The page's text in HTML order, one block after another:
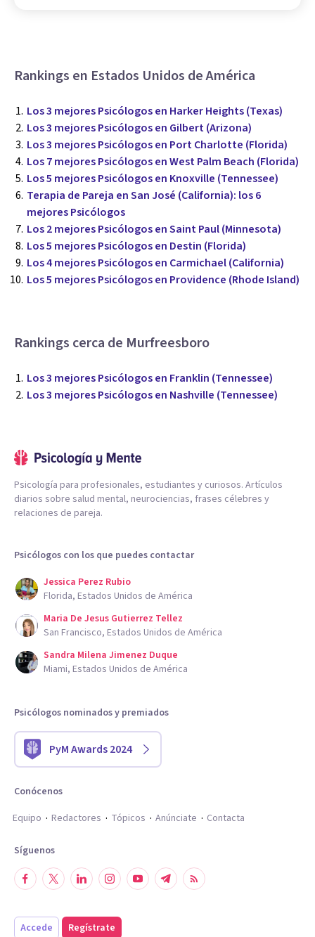
Rankings en Estados Unidos de América
Los 3 mejores Psicólogos en Harker Heights (Texas)
Los 3 mejores Psicólogos en Gilbert (Arizona)
Los 3 mejores Psicólogos en Port Charlotte (Florida)
Los 7 mejores Psicólogos en West Palm Beach (Florida)
Los 5 mejores Psicólogos en Knoxville (Tennessee)
Terapia de Pareja en San José (California): los 6
mejores Psicólogos
Los 2 mejores Psicólogos en Saint Paul (Minnesota)
Los 5 mejores Psicólogos en Destin (Florida)
Los 4 mejores Psicólogos en Carmichael (California)
Los 5 mejores Psicólogos en Providence (Rhode Island)
Rankings cerca de Murfreesboro
Los 3 mejores Psicólogos en Franklin (Tennessee)
Los 3 mejores Psicólogos en Nashville (Tennessee)
Psicología para profesionales, estudiantes y curiosos. Artículos
diarios sobre salud mental, neurociencias, frases célebres y
relaciones de pareja.
Psicólogos con los que puedes contactar
Jessica Perez Rubio
Florida, Estados Unidos de América
Maria De Jesus Gutierrez Tellez
San Francisco, Estados Unidos de América
Sandra Milena Jimenez Duque
Miami, Estados Unidos de América
Psicólogos nominados y premiados
PyM Awards 2024
Conócenos
Equipo
Redactores Tópicos Anúnciate Contacta
Síguenos
Accede Regístrate